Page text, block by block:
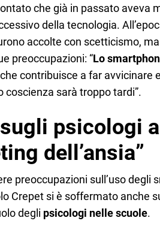
che già in passato aveva
della tecnologia.
accolte con scetticismo,
preoccupazioni: “Lo
che contribuisce a far avvicinare
coscienza sarà troppo tardi”.
psicologi
dell’ansia”
preoccupazioni sull’uso degli
Crepet si è soffermato anche
degli psicologi nelle scuole.